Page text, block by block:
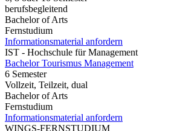
berufsbegleitend
Bachelor of Arts
Fernstudium
Informationsmaterial anfordern
IST - Hochschule für Management
Bachelor Tourismus Management
6 Semester
Vollzeit, Teilzeit, dual
Bachelor of Arts
Fernstudium
Informationsmaterial anfordern
WINGS-FERNSTUDIUM